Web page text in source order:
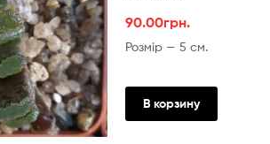
90.00грн.
Розмір — 5 см.
В корзину